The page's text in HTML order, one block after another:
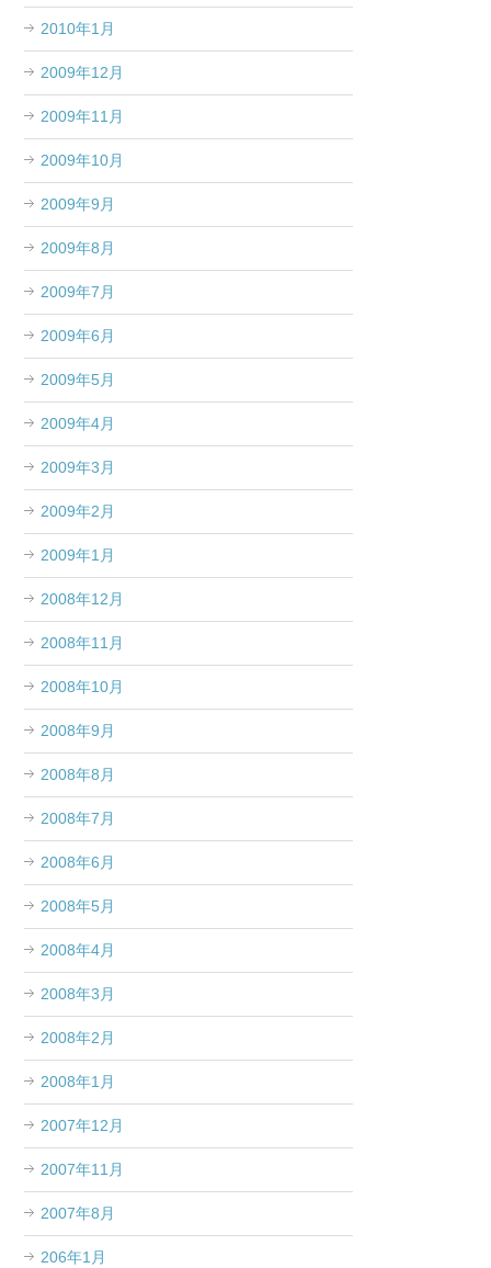
2010年1月
2009年12月
2009年11月
2009年10月
2009年9月
2009年8月
2009年7月
2009年6月
2009年5月
2009年4月
2009年3月
2009年2月
2009年1月
2008年12月
2008年11月
2008年10月
2008年9月
2008年8月
2008年7月
2008年6月
2008年5月
2008年4月
2008年3月
2008年2月
2008年1月
2007年12月
2007年11月
2007年8月
206年1月